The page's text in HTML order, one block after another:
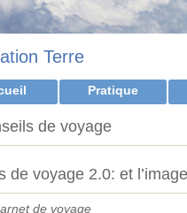
Terre
Pratique
de voyage
de voyage 2.0: et
de voyage